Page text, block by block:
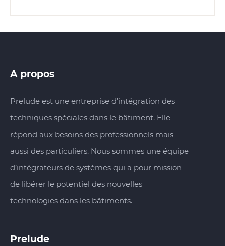
A propos
Prelude est une entreprise d’intégration des
techniques spéciales dans le bâtiment. Elle
répond aux besoins des professionnels mais
aussi des particuliers. Nous sommes une équipe
d’intégrateurs de systèmes qui a pour mission
de libérer le potentiel des nouvelles
technologies dans les bâtiments.
Prelude